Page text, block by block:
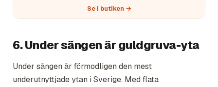
Se i butiken →
6. Under sängen är guldgruva-yta
Under sängen är förmodligen den mest
underutnyttjade ytan i Sverige. Med flata